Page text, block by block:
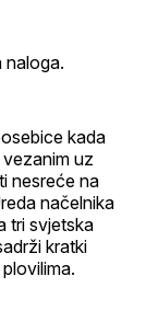
naloga.
kada
vezanim uz
nesreće na
načelnika
tri svjetska
kratki